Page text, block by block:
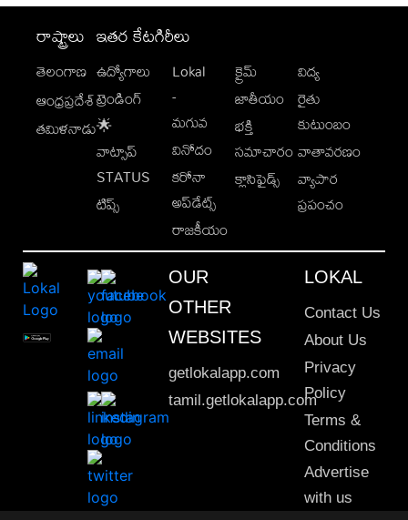
రాష్ట్రాలు
తెలంగాణ
ఆంధ్రప్రదేశ్
తమిళనాడు
ఇతర కేటగిరీలు
ఉద్యోగాలు
ట్రెండింగ్
🌟
వాట్సాప్
STATUS
టిప్స్
Lokal
-
మగువ
వినోదం
కరోనా
అప్‌డేట్స్
రాజకీయం
క్రైమ్
జాతీయం
భక్తి
సమాచారం
క్లాసిఫైడ్స్
విద్య
రైతు
కుటుంబం
వాతావరణం
వ్యాపార
ప్రపంచం
OUR
OTHER
WEBSITES
getlokalapp.com
tamil.getlokalapp.com
LOKAL
Contact Us
About Us
Privacy
Policy
Terms &
Conditions
Advertise
with us